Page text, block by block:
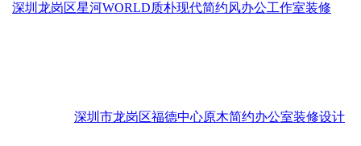
深圳龙岗区星河WORLD质朴现代简约风办公工作室装修
深圳市龙岗区福德中心原木简约办公室装修设计